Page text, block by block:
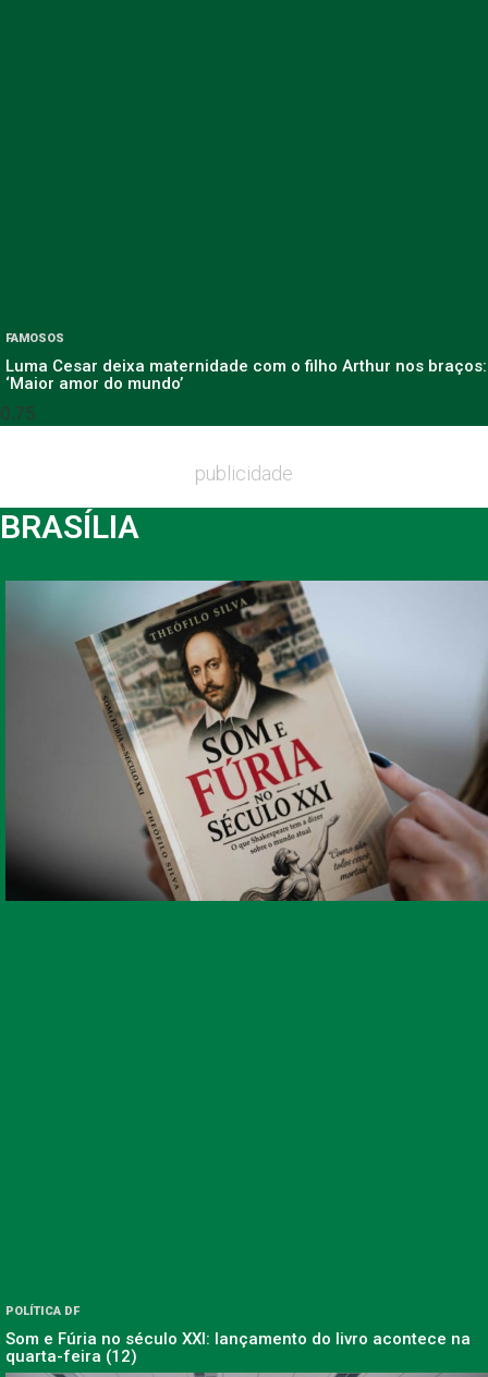
FAMOSOS
Luma Cesar deixa maternidade com o filho Arthur nos braços:
‘Maior amor do mundo’
publicidade
BRASÍLIA
POLÍTICA DF
Som e Fúria no século XXI: lançamento do livro acontece na
quarta-feira (12)